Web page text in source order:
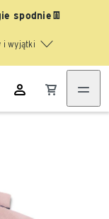
spodnie👖
i wyjątki